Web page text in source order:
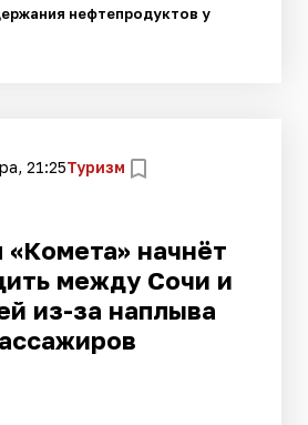
нефтепродуктов у
21:25Туризм
начнёт
между Сочи и
из-за наплыва